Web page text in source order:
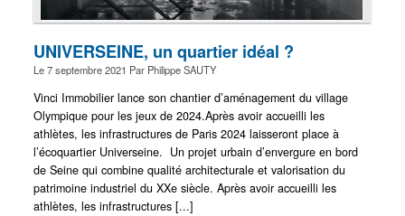
UNIVERSEINE, un quartier idéal ?
Le7 septembre 2021 Par Philippe SAUTY
Vinci Immobilier lance son chantier d’aménagement du village
Olympique pour les jeux de 2024.Après avoir accueilli les
athlètes, les infrastructures de Paris 2024 laisseront place à
l’écoquartier Universeine. Un projet urbain d’envergure en bord
de Seine qui combine qualité architecturale et valorisation du
patrimoine industriel du XXe siècle. Après avoir accueilli les
athlètes, les infrastructures [...]